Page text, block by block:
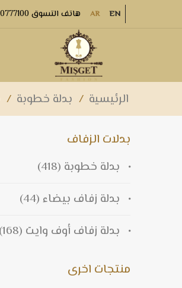
AR EN هاتف التسوق 00905550777100
الرئيسية / بدلة خطوبة /
بدلات الزفاف
بدلة خطوبة (418)
بدلة زفاف بيضاء (44)
بدلة زفاف أوف وايت (168)
منتجات اخرى